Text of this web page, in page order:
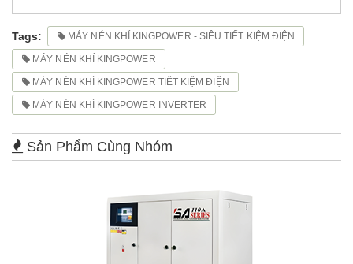
Tags: MÁY NÉN KHÍ KINGPOWER - SIÊU TIẾT KIỆM ĐIỆN
MÁY NÉN KHÍ KINGPOWER
MÁY NÉN KHÍ KINGPOWER TIẾT KIỆM ĐIỆN
MÁY NÉN KHÍ KINGPOWER INVERTER
Sản Phẩm Cùng Nhóm